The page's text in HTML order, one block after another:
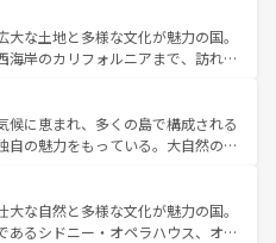
い。
町や、スイスならではのユニークな
ス観光だけでなく町歩きも満喫する
所得が高いため物価も高いが、旅行
楽しむこともできる。 なお、新
テンツ一覧 を参照してほしい。
大な土地と多様な文化が魅力の国。
海岸のカリフォルニアまで、訪れる
光、ショッピング、エンターテイ
激的なスポットだ。一方、アメリカ
り、グランドキャニオンやイエロー
は、音楽と美食が融合した独特の
アメリカの各地域で異なる魅力を楽
性と豊かな歴史を感じることができ
候に恵まれ、多くの島で構成される
自の魅力をもっている。大自然の神
た、定番の観光地といえばオアフ
求めるならマウイ島やカウアイ島が
グリーンに輝く海をはじめ、豊かな
大な自然と多様な文化が魅力の国。
あるシドニー・オペラハウス、オー